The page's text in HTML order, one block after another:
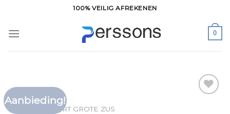
inhoud
100% VEILIG AFREKENEN
0
Aanbieding!
HOME T SHIRT GROTE ZUS